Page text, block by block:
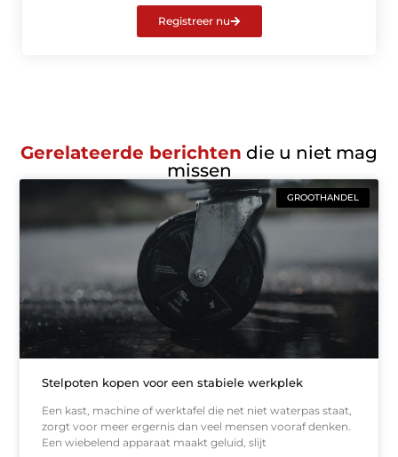
Registreer nu
Gerelateerde berichten die u niet mag
missen
GROOTHANDEL
Stelpoten kopen voor een stabiele werkplek
Een kast, machine of werktafel die net niet waterpas staat,
zorgt voor meer ergernis dan veel mensen vooraf denken.
Een wiebelend apparaat maakt geluid, slijt